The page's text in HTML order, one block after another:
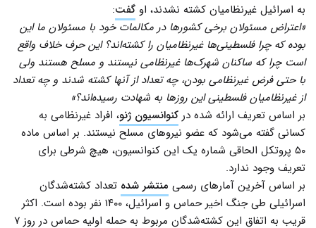
به اسرائیل غیرنظامیان کشته نشدند، او گفت:
«اعتراض مسئولان برخی کشورها در مکالمات خود با مسئولان ما این
بوده که چرا فلسطینی‌ها غیرنظامیان را کشته‌اند؟ این حرف خلاف واقع
است چرا که ساکنان شهرک‌ها غیرنظامی نیستند و مسلح هستند ولی
با حتی فرض غیرنظامی بودن، چه تعداد از آنها کشته شدند و چه تعداد
از غیرنظامیان فلسطینی این روزها به شهادت رسیده‌اند؟»
بر اساس تعریف ارائه شده در کنوانسیون ژنو، افراد غیرنظامی به
کسانی گفته می‌شود که عضو نیروهای مسلح نیستند. بر اساس ماده
۵۰ پروتکل الحاقی شماره یک این کنوانسیون، هیچ شرطی برای
تعریف وجود ندارد.
بر اساس آخرین آمارهای رسمی منتشر شده تعداد کشته‌شدگان
اسرائیلی طی جنگ اخیر حماس و اسرائیل، ۱۴۰۰ نفر بوده است. اکثر
قریب به اتفاق این کشته‌شدگان مربوط به حمله اولیه حماس در روز ۷